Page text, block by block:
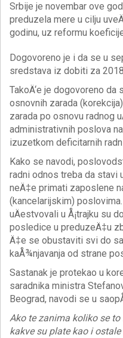
Srbije je novembar ove
preduzela mere u cilju
godinu, uz reformu
Dogovoreno je i da se u
sredstava iz dobiti za
TakoÄ‘e je dogovoreno
osnovnih zarada
zarada po osnovu radnog
administrativnih poslova
izuzetkom deficitarnih
Kako se navodi,
radni odnos treba da stavi
neÄ‡e primati zaposlene
(kancelarijskim)
uÄestvovali u Å¡trajku su
posledice u preduzeÄ‡u
Ä‡e se obustaviti svi do
kaÅ¾njavanja od strane
Sastanak je protekao u
saradnika ministra
Beograd, navodi se u
Ako te zanima koliko se
kakve su plate kao i